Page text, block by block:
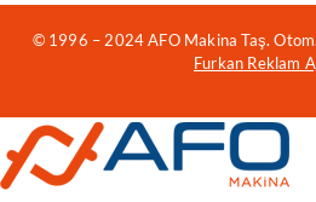
© 1996 – 2024 AFO Makina Taş.
Furkan Reklam